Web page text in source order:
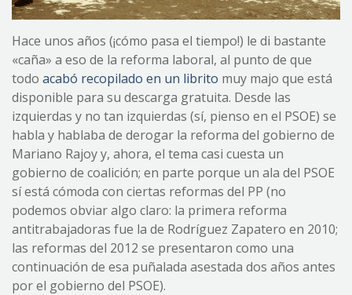
Hace unos años (¡cómo pasa el tiempo!) le di bastante
«caña» a eso de la reforma laboral, al punto de que
todo acabó recopilado en un librito muy majo que está
disponible para su descarga gratuita. Desde las
izquierdas y no tan izquierdas (sí, pienso en el PSOE) se
habla y hablaba de derogar la reforma del gobierno de
Mariano Rajoy y, ahora, el tema casi cuesta un
gobierno de coalición; en parte porque un ala del PSOE
sí está cómoda con ciertas reformas del PP (no
podemos obviar algo claro: la primera reforma
antitrabajadoras fue la de Rodríguez Zapatero en 2010;
las reformas del 2012 se presentaron como una
continuación de esa puñalada asestada dos años antes
por el gobierno del PSOE).